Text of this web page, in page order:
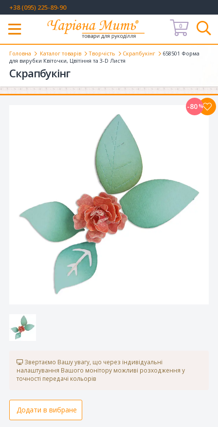
+38 (095) 225-89-90
Меню
0
Головна Каталог товарів Творчість Скрапбукінг
658501 Форма
для вирубки Квіточки, Цвітіння та 3-D Листя
Скрапбукінг
Звертаємо Вашу увагу, що через індивідуальні
налаштування Вашого монітору можливі розходження у
точності передачі кольорів
Додати в вибране
-80%